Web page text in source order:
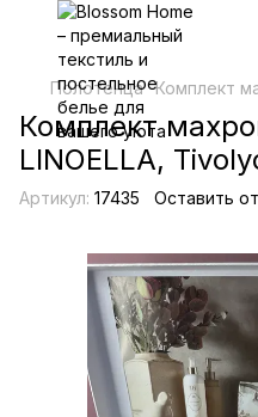
Полотенца Комплект
Комплект
LINOELLA,
Артикул: 17435 Оставить